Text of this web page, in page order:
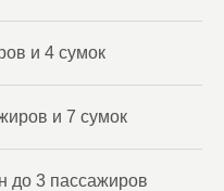
и 4 сумок
и 7 сумок
до 3 пассажиров